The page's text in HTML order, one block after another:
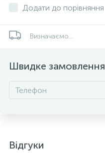
Додати до порівняння
Визначаємо...
Швидке замовлення
Відгуки